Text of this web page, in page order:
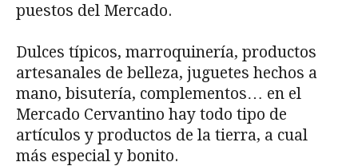
puestos del Mercado.
Dulces típicos, marroquinería, productos
artesanales de belleza, juguetes hechos a
mano, bisutería, complementos… en el
Mercado Cervantino hay todo tipo de
artículos y productos de la tierra, a cual
más especial y bonito.